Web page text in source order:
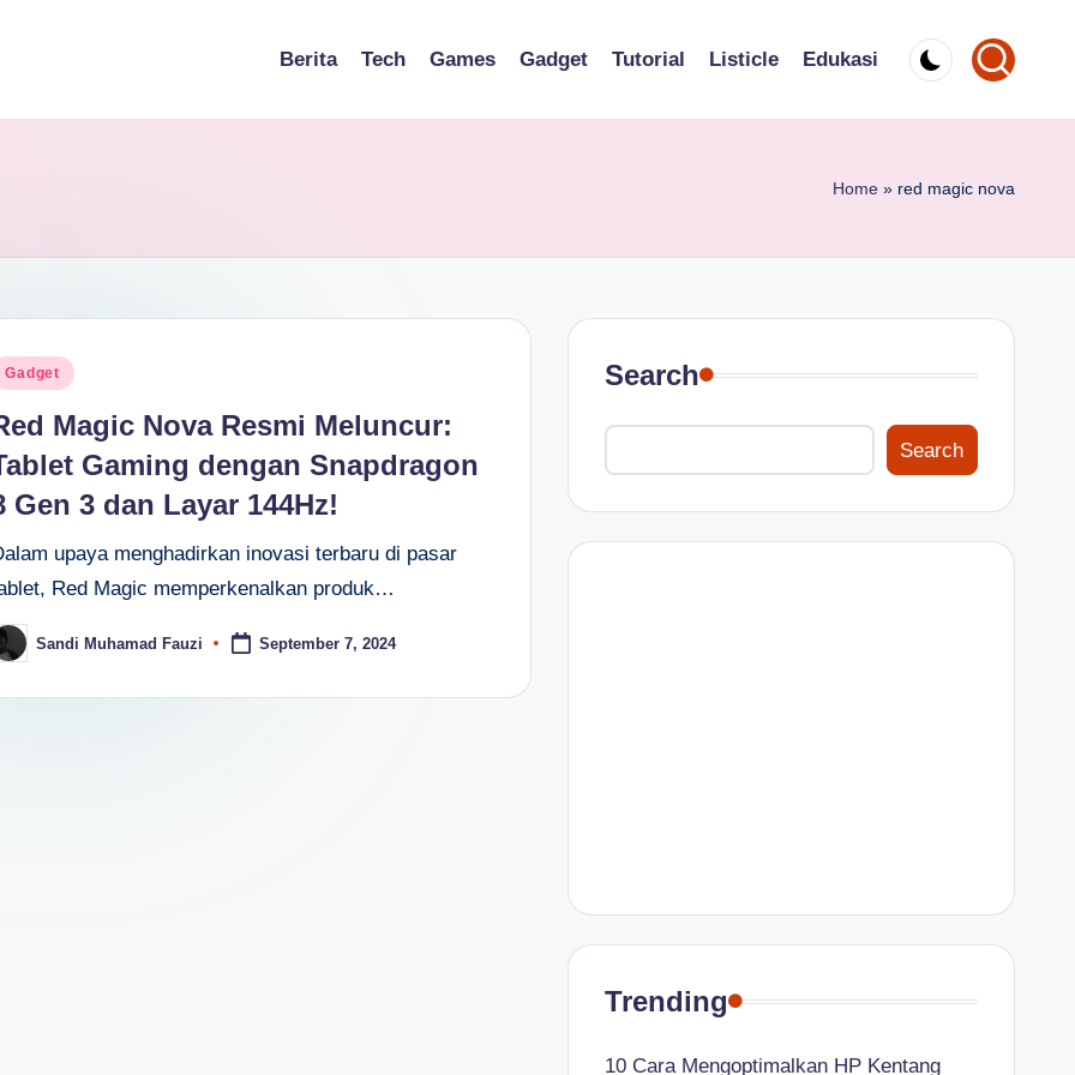
Berita Tech Games Gadget Tutorial Listicle Edukasi
Home » red magic nova
Gadget
Magic Nova Resmi Meluncur:
Gaming dengan Snapdragon
Gen 3 dan Layar 144Hz!
upaya menghadirkan inovasi terbaru di pasar
Red Magic memperkenalkan produk…
Sandi Muhamad Fauzi September 7, 2024
Search
Search
Trending
10 Cara Mengoptimalkan HP Kentang